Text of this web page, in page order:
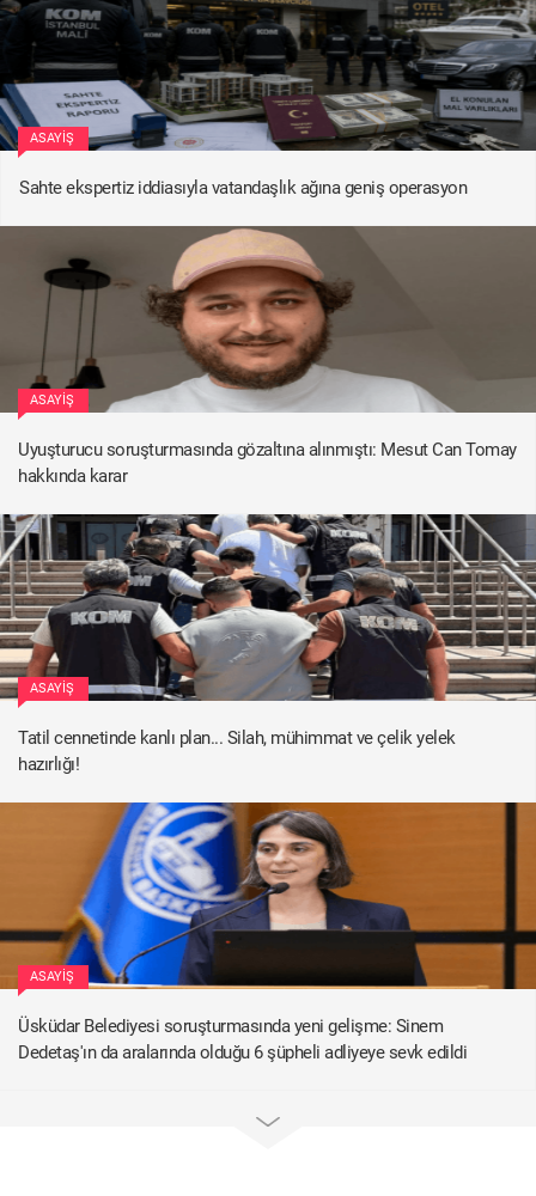
ASAYIŞ
Sahte ekspertiz iddiasıyla vatandaşlık ağına geniş operasyon
ASAYIŞ
Uyuşturucu soruşturmasında gözaltına alınmıştı: Mesut Can Tomay
hakkında karar
ASAYIŞ
Tatil cennetinde kanlı plan... Silah, mühimmat ve çelik yelek
hazırlığı!
ASAYIŞ
Üsküdar Belediyesi soruşturmasında yeni gelişme: Sinem
Dedetaş'ın da aralarında olduğu 6 şüpheli adliyeye sevk edildi